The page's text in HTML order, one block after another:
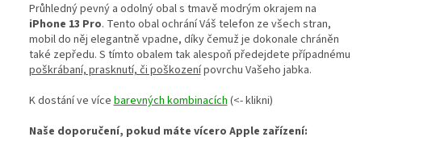
Průhledný pevný a odolný obal s tmavě modrým okrajem na
iPhone 13 Pro. Tento obal ochrání Váš telefon ze všech stran,
mobil do něj elegantně vpadne, díky čemuž je dokonale chráněn
také zepředu. S tímto obalem tak alespoň předejdete případnému
poškrábaní, prasknutí, či poškozenípovrchu Vašeho jabka.
K dostání ve vícebarevných kombinacích(<- klikni)
Naše doporučení, pokud máte vícero Apple zařízení: